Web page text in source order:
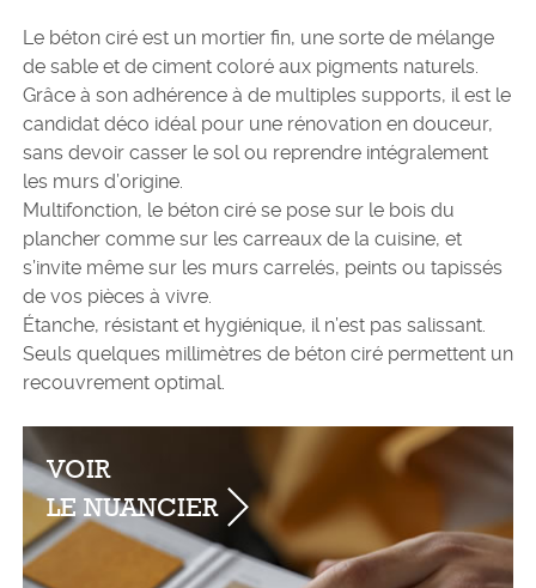
Le béton ciré est un mortier fin, une sorte de mélange
de sable et de ciment coloré aux pigments naturels.
Grâce à son adhérence à de multiples supports, il est le
candidat déco idéal pour une rénovation en douceur,
sans devoir casser le sol ou reprendre intégralement
les murs d’origine.
Multifonction, le béton ciré se pose sur le bois du
plancher comme sur les carreaux de la cuisine, et
s’invite même sur les murs carrelés, peints ou tapissés
de vos pièces à vivre.
Étanche, résistant et hygiénique, il n’est pas salissant.
Seuls quelques millimètres de béton ciré permettent un
recouvrement optimal.
VOIR
LE NUANCIER